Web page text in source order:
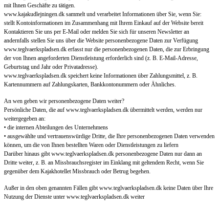
mit Ihnen Geschäfte zu tätigen.
www.kajakudlejningen.dk sammelt und verarbeitet Informationen über Sie, wenn Sie:
stellt Kontoinformationen im Zusammenhang mit Ihrem Einkauf auf der Website bereit
Kontaktieren Sie uns per E-Mail oder melden Sie sich für unseren Newsletter an
andernfalls stellen Sie uns über die Website personenbezogene Daten zur Verfügung
www.teglvaerkspladsen.dk erfasst nur die personenbezogenen Daten, die zur Erbringung
der von Ihnen angeforderten Dienstleistung erforderlich sind (z. B. E-Mail-Adresse,
Geburtstag und Jahr oder Privatadresse).
www.teglvaerkspladsen.dk speichert keine Informationen über Zahlungsmittel, z. B.
Kartennummern auf Zahlungskarten, Bankkontonummern oder Ähnliches.
An wen geben wir personenbezogene Daten weiter?
Persönliche Daten, die auf www.teglvaerkspladsen.dk übermittelt werden, werden nur
weitergegeben an:
• die internen Abteilungen des Unternehmens
• ausgewählte und vertrauenswürdige Dritte, die Ihre personenbezogenen Daten verwenden
können, um die von Ihnen bestellten Waren oder Dienstleistungen zu liefern
Darüber hinaus gibt www.teglvaerkspladsen.dk personenbezogene Daten nur dann an
Dritte weiter, z. B. an Missbrauchsregister im Einklang mit geltendem Recht, wenn Sie
gegenüber dem Kajakhotellet Missbrauch oder Betrug begehen.
Außer in den oben genannten Fällen gibt www.teglvaerkspladsen.dk keine Daten über Ihre
Nutzung der Dienste unter www.teglvaerkspladsen.dk weiter